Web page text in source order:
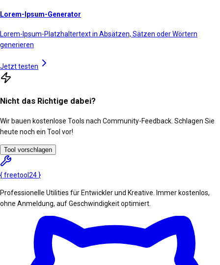
Lorem-Ipsum-Generator
Lorem-Ipsum-Platzhaltertext in Absätzen, Sätzen oder Wörtern
generieren
Jetzt testen
Nicht das Richtige dabei?
Wir bauen kostenlose Tools nach Community-Feedback. Schlagen Sie
heute noch ein Tool vor!
Tool vorschlagen
{freetool 24 }
Professionelle Utilities für Entwickler und Kreative. Immer kostenlos,
ohne Anmeldung, auf Geschwindigkeit optimiert.